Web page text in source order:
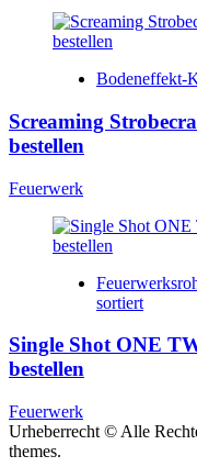
Bodeneffekt-
Screaming
bestellen
Feuerwerk
sortiert
Single Shot ONE
bestellen
Feuerwerk
Urheberrecht © Alle
themes.